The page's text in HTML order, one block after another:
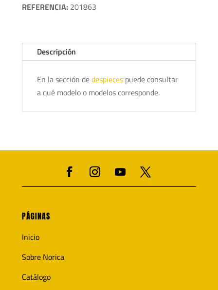
REFERENCIA:201863
Descripción
En la sección dedespieces puede consultar
a qué modelo o modelos corresponde.
PÁGINAS
Inicio
Sobre Norica
Catálogo